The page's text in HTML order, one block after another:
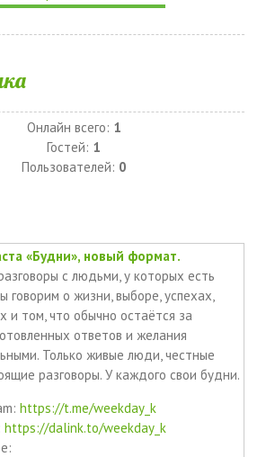
Онлайн всего: 1
Гостей: 1
Пользователей: 0
«Будни», новый формат.
с людьми, у которых есть
говорим о жизни, выборе, успехах,
и том, что обычно остаётся за
ответов и желания
Только живые люди, честные
разговоры. У каждого свои будни.
https://t.me/weekday_k
https://dalink.to/weekday_k